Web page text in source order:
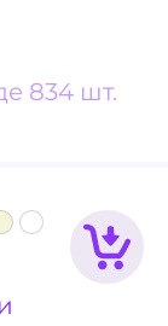
834 шт.